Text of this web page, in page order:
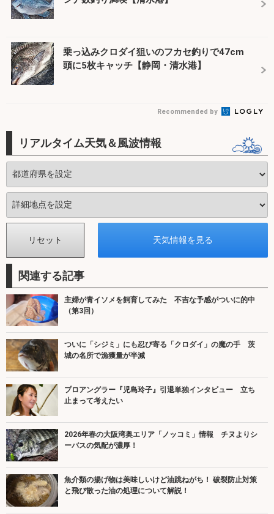
乗っ込みクロダイ狙いのフカセ釣りで47cm
頭に5枚キャッチ【静岡・清水港】
Recommended by
リアルタイム天気＆風波情報
関連する記事
主婦が青イソメを飼育してみた 不吉な予感がついに的中
（第3回）
ついに「シジミ」にも忍び寄る「クロダイ」の魔の手 茨
城の名所で漁獲量が半減
プロアングラー『児島玲子』引退単独インタビュー 立ち
止まって考えたい
2026年春の大阪湾奥エリア「ノッコミ」情報 チヌよりシ
ーバスの気配が濃厚！
魚介類の揚げ物は美味しいけど油跳ねがち！ 破裂防止対策
と飛び散った油の処理について解説！